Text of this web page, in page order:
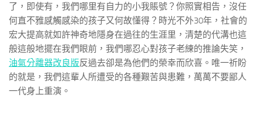
了，即使有，我們哪里有自力的小我賬號？你照實相告，沒任
何直不雅感觸感染的孩子又何故懂得？時光不外30年，社會的
宏大提高就如許神奇地隱身在過往的生涯里，清楚的代溝也這
般這般地擺在我們眼前，我們哪忍心對孩子老練的推論失笑，
油氣分離器改良版反過去卻是為他們的榮幸而欣喜。唯一祈盼
的就是，我們這輩人所遭受的各種艱苦與患難，萬萬不要鄙人
一代身上重演。